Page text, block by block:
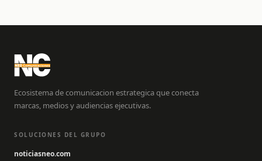
Ecosistema de comunicacion estrategica que conecta
marcas, medios y audiencias ejecutivas.
SOLUCIONES DEL GRUPO
noticiasneo.com